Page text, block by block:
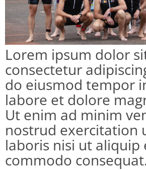
Lorem ipsum dolor
consectetur
do eiusmod tempor
labore et dolore
Ut enim ad minim
nostrud exercitation
laboris nisi ut aliquip
commodo